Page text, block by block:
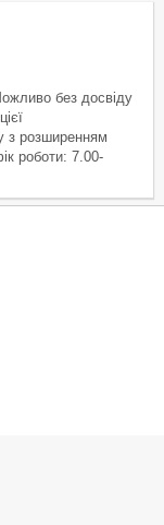
без досвіду
з розширенням
роботи: 7.00-